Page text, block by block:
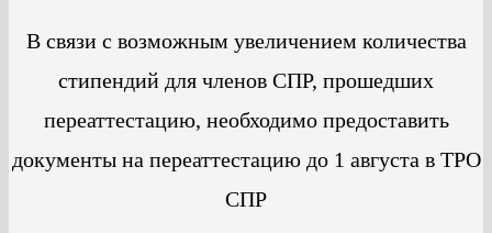
В связи с возможным увеличением количества
стипендий для членов СПР, прошедших
переаттестацию, необходимо предоставить
документы на переаттестацию до 1 августа в ТРО
СПР